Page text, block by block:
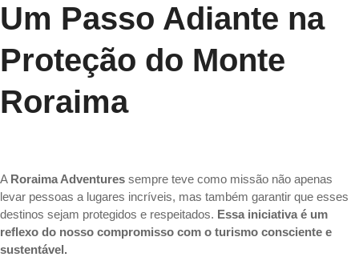
Um Passo Adiante na
Proteção do Monte
Roraima
A Roraima Adventures sempre teve como missão não apenas
levar pessoas a lugares incríveis, mas também garantir que esses
destinos sejam protegidos e respeitados. Essa iniciativa é um
reflexo do nosso compromisso com o turismo consciente e
sustentável.